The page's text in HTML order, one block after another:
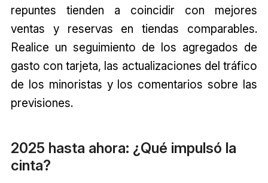
repuntes tienden a coincidir con mejores
ventas y reservas en tiendas comparables.
Realice un seguimiento de los agregados de
gasto con tarjeta, las actualizaciones del tráfico
de los minoristas y los comentarios sobre las
previsiones.
2025 hasta ahora: ¿Qué impulsó la
cinta?